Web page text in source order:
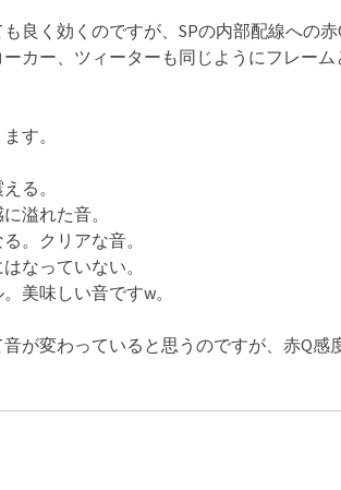
良く効くのですが、SPの内部配線への赤
カー、ツィーターも同じようにフレー
す。
る。
溢れた音。
。クリアな音。
なっていない。
美味しい音ですw。
が変わっていると思うのですが、赤Q